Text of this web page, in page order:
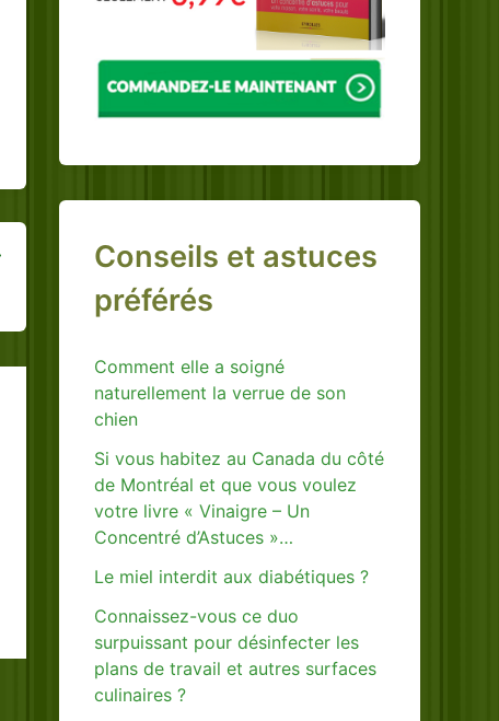
Conseils et astuces
préférés
Comment elle a soigné
naturellement la verrue de son
chien
Si vous habitez au Canada du côté
de Montréal et que vous voulez
votre livre « Vinaigre – Un
Concentré d’Astuces »…
Le miel interdit aux diabétiques ?
Connaissez-vous ce duo
surpuissant pour désinfecter les
plans de travail et autres surfaces
culinaires ?